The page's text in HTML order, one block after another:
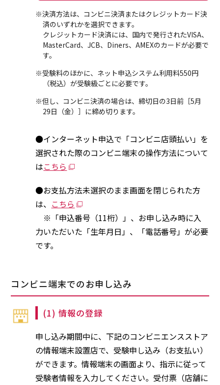
※決済方法は、コンビニ決済またはクレジットカード決
済のいずれかを選択できます。
クレジットカード決済には、国内で発行されたVISA、
MasterCard、JCB、Diners、AMEXのカードが必要で
す。
※受験料のほかに、ネット申込システム利用料550円
（税込）が受験級ごとに必要です。
※但し、コンビニ決済の場合は、締切日の3日前［5月
29日（金）］に締め切ります。
●インターネット申込で「コンビニ店頭払い」を
選択された際のコンビニ端末の操作方法について
はこちら
●お支払方法未選択のまま画面を閉じられた方
は、 こちら
※「申込番号（11桁）」、お申し込み時に入
力いただいた「生年月日」、「電話番号」が必要
です。
コンビニ端末でのお申し込み
(1) 情報の登録
申し込み期間中に、下記のコンビニエンスストア
の情報端末設置店で、受験申し込み（お支払い）
ができます。情報端末の画面より、指示に従って
受験者情報を入力してください。受付票（店舗に